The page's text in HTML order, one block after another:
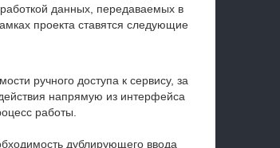
данных, передаваемых в
проекта ставятся следующие
ручного доступа к сервису, за
напрямую из интерфейса
работы.
дублирующего ввода